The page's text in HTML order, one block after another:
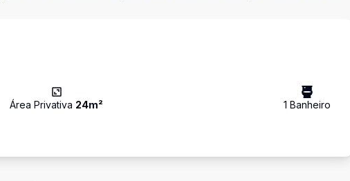
Área Privativa 24m² 1 Banheiro